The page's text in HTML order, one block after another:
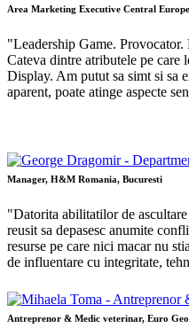
Area Marketing Executive Central
"Leadership Game.
Cateva dintre atributele pe care
Display. Am putut sa simt si sa
aparent, poate atinge aspecte
Manager, H&M Romania, Bucuresti
"Datorita abilitatilor de
reusit sa depasesc anumite
resurse pe care nici macar nu
de influentare cu integritate,
Antreprenor & Medic veterinar, Euro